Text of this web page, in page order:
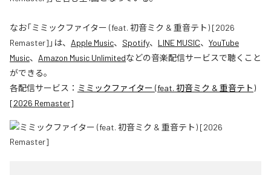
なお「ミミックファイター (feat. 初音ミク & 重音テト) [2026
Remaster] 」は、 Apple Music、 Spotify、 LINE MUSIC、 YouTube
Music、 Amazon Music Unlimitedなどの音楽配信サービスで聴くこと
ができる。
各配信サービス： ミミックファイター (feat. 初音ミク & 重音テト)
[2026 Remaster]